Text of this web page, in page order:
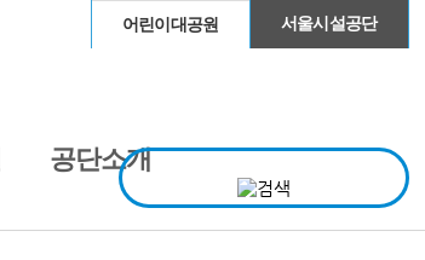
어린이대공원 서울시설공단
공단소개